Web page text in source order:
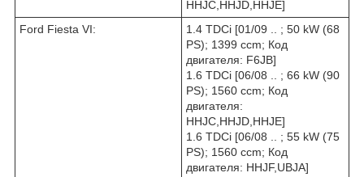
HHJC,HHJD,HHJE]
Ford Fiesta VI:
1.4 TDCi [01/09 .. ; 50 kW (68
PS); 1399 ccm; Код
двигателя: F6JB]
1.6 TDCi [06/08 .. ; 66 kW (90
PS); 1560 ccm; Код
двигателя:
HHJC,HHJD,HHJE]
1.6 TDCi [06/08 .. ; 55 kW (75
PS); 1560 ccm; Код
двигателя: HHJF,UBJA]